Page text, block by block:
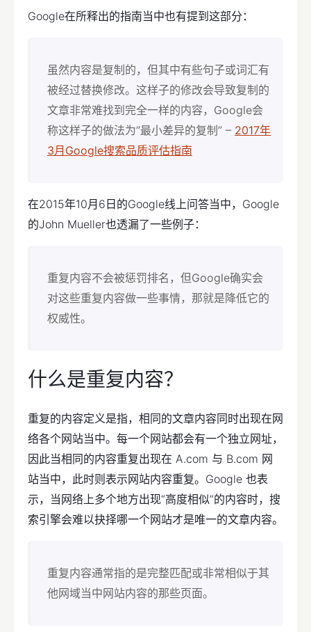
Google在所释出的指南当中也有提到这部分：
虽然内容是复制的，但其中有些句子或词汇有
被经过替换修改。这样子的修改会导致复制的
文章非常难找到完全一样的内容，Google会
称这样子的做法为”最小差异的复制” – 2017年
3月Google搜索品质评估指南
在2015年10月6日的Google线上问答当中，Google
的John Mueller也透漏了一些例子：
重复内容不会被惩罚排名，但Google确实会
对这些重复内容做一些事情，那就是降低它的
权威性。
什么是重复内容？
重复的内容定义是指，相同的文章内容同时出现在网
络各个网站当中。每一个网站都会有一个独立网址，
因此当相同的内容重复出现在 A.com 与 B.com 网
站当中，此时则表示网站内容重复。Google 也表
示，当网络上多个地方出现“高度相似”的内容时，搜
索引擎会难以抉择哪一个网站才是唯一的文章内容。
重复内容通常指的是完整匹配或非常相似于其
他网域当中网站内容的那些页面。